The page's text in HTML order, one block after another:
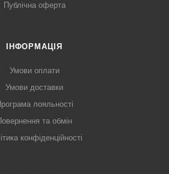
Публічна оферта
ІНФОРМАЦІЯ
Умови оплати
Умови доставки
лояльності
та обмін
конфіденційності